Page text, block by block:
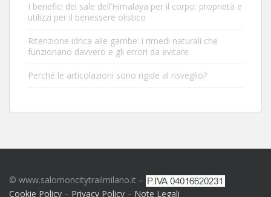
I benefici del sale dell’Himalaya per il corpo: proprietà e
utilizzi per il benessere olistico
Ritenzione idrica alle gambe: i rimedi naturali che
funzionano davvero e gli errori da evitare
Perché le articolazioni sono rigide al risveglio?
© www.salomoncitytrailmilano.it –
Cookie Policy – Privacy Policy – Note Legali